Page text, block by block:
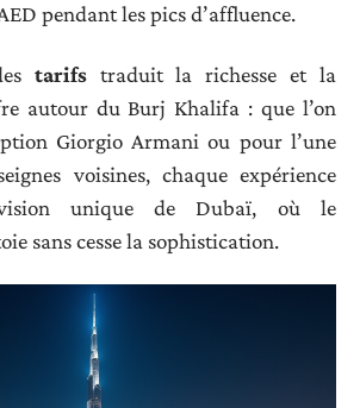
pendant les pics d’affluence.
tarifstraduit la richesse et la
autour du Burj Khalifa : que l’on
Giorgio Armani ou pour l’une
voisines, chaque expérience
unique de Dubaï, où le
sans cesse la sophistication.